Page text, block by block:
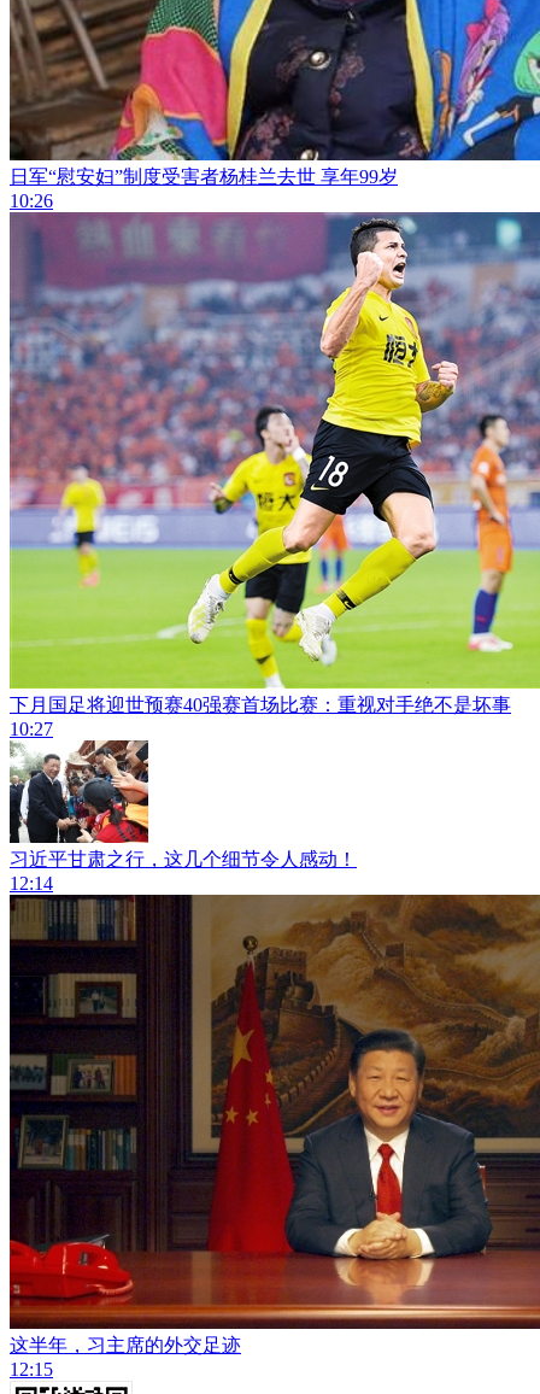
日军“慰安妇”制度受害者杨桂兰去世 享年99岁
10:26
下月国足将迎世预赛40强赛首场比赛：重视对手绝不是坏事
10:27
习近平甘肃之行，这几个细节令人感动！
12:14
这半年，习主席的外交足迹
12:15